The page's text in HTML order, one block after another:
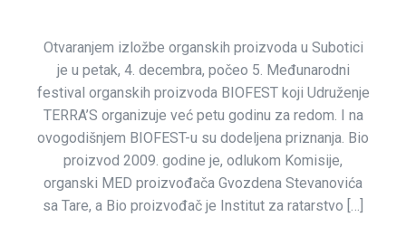
Otvaranjem izložbe organskih proizvoda u Subotici
je u petak, 4. decembra, počeo 5. Međunarodni
festival organskih proizvoda BIOFEST koji Udruženje
TERRA’S organizuje već petu godinu za redom. I na
ovogodišnjem BIOFEST-u su dodeljena priznanja. Bio
proizvod 2009. godine je, odlukom Komisije,
organski MED proizvođača Gvozdena Stevanovića
sa Tare, a Bio proizvođač je Institut za ratarstvo […]